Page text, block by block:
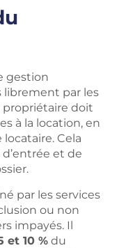
gestion
par les
propriétaire doit
à la location, en
locataire. Cela
d’entrée et de
par les services
ou non
impayés. Il
et 10 %du